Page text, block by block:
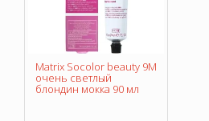
Matrix Socolor beauty 9M
очень светлый
блондин мокка 90 мл